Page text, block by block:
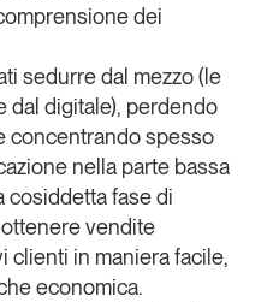
dei
sedurre dal mezzo (le
dal digitale), perdendo
concentrando spesso
nella parte bassa
cosiddetta fase di
vendite
clienti in maniera facile,
economica.